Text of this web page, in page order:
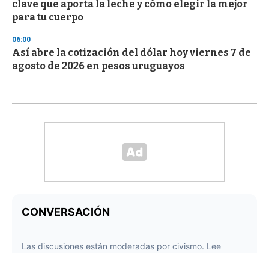
clave que aporta la leche y cómo elegir la mejor
para tu cuerpo
06:00
Así abre la cotización del dólar hoy viernes 7 de
agosto de 2026 en pesos uruguayos